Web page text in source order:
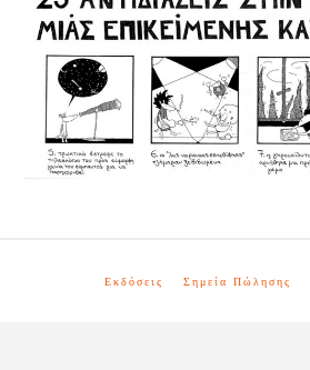
Εκδόσεις Σημεία Πώλησης